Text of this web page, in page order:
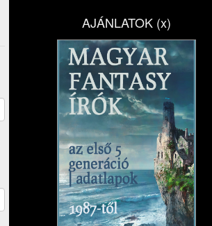
AJÁNLATOK (x)